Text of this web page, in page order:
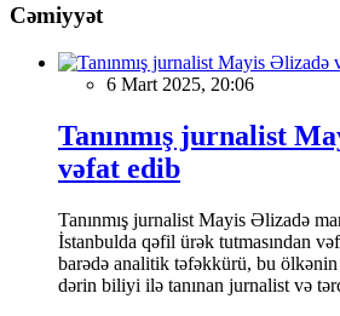
Cəmiyyət
6 Mart 2025, 20:06
Tanınmış jurnalist
vəfat edib
Tanınmış jurnalist Mayis Əlizadə
İstanbulda qəfil ürək tutmasından
barədə analitik təfəkkürü, bu
dərin biliyi ilə tanınan jurnalist və